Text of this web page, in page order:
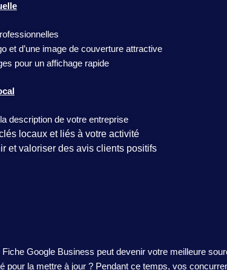
et d’une image de couverture attractive
pour un affichage rapide
description de votre entreprise
locaux et liés à votre activité
et valoriser des avis clients positifs
Fiche Google Business peut devenir votre meilleure
pour la mettre à jour ? Pendant ce temps, vos